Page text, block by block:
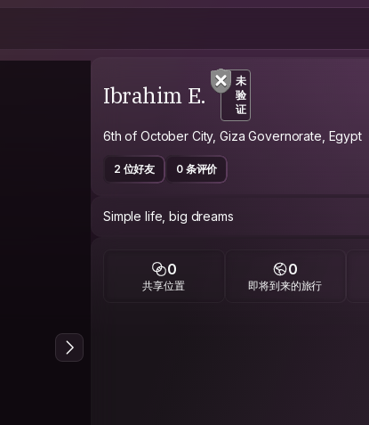
Ibrahim E.
未
验
证
6th of October City, Giza Governorate, Egypt
2 位好友 0 条评价
Simple life, big dreams
0
共享位置
0
即将到来的旅行